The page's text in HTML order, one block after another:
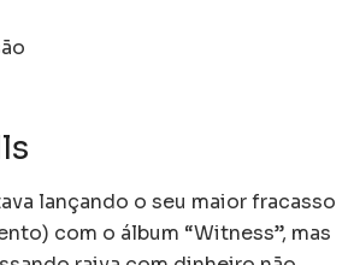
lançando o seu maior fracasso
com o álbum “Witness”, mas